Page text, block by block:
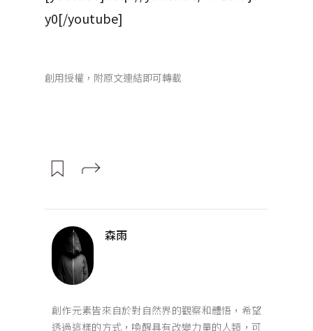
y0[/youtube]
創用授權，附原文連結即可轉載
森雨
創作元素皆來自於對自然界的觀察和體悟，希望
透過這樣的方式，喚醒具有改變力量的人類，可